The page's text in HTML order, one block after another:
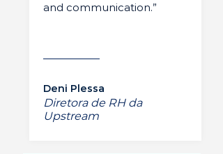
and communication.”
Deni Plessa
Diretora de RH da
Upstream